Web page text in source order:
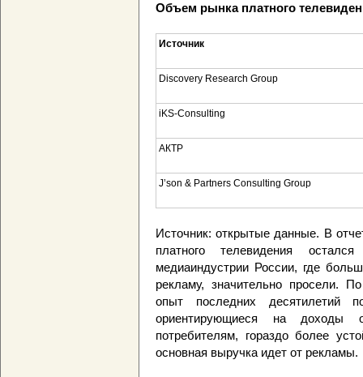
Объем рынка платного
Источник
Discovery Research Group
iKS-Consulting
АКТР
J’son & Partners Consulting Group
Источник: открытые данные. В
платного телевидения
медиаиндустрии России, где
рекламу, значительно просели.
опыт последних десятилетий
ориентирующиеся на доходы
потребителям, гораздо более
основная выручка идет от рекламы.